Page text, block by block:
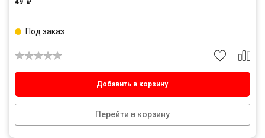
49 ₽
Добавить в корзину
Перейти в корзину
Под заказ